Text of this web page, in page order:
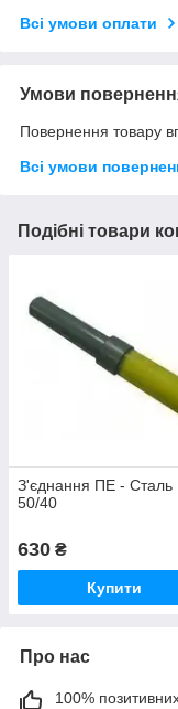
Всі умови оплати
Умови
Повернення товару
Всі умови
Подібні товари
З'єднання ПЕ - Сталь
50/40
630 ₴
Купити
Про нас
100% позитивних